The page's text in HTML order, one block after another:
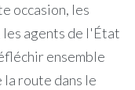
occasion, les
agents de l'État
ensemble
route dans le